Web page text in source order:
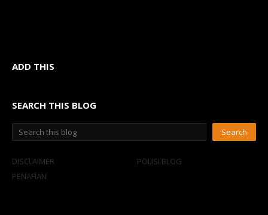
ADD THIS
SEARCH THIS BLOG
DISCLAIMER
POLISI BLOG
PENAFIAN